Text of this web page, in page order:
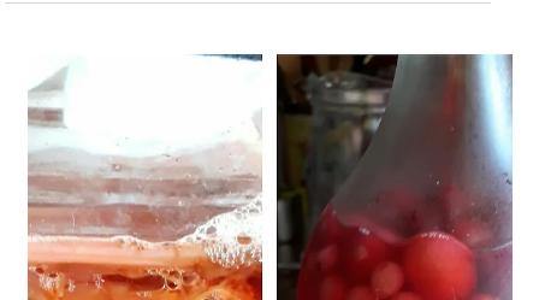
לארוחה, כוסמת קלויה כדייסה או כתוספת לארוחה אך כוסמת מלאה